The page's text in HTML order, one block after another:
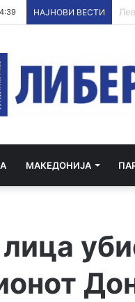
НАЈНОВИ ВЕСТИ
МАКЕДОНИЈА